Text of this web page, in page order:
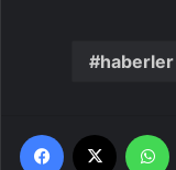
haberler
Facebook